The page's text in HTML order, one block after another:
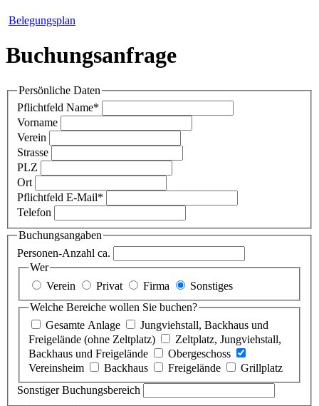
Belegungsplan
Buchungsanfrage
Persönliche Daten
Pflichtfeld Name*
Vorname
Verein
Strasse
PLZ
Ort
Pflichtfeld E-Mail*
Telefon
Buchungsangaben
Personen-Anzahl ca.
Wer
Verein
Privat Firma
Sonstiges
Welche Bereiche wollen Sie buchen?
Gesamte Anlage
Jungviehstall, Backhaus und
Freigelände (ohne Zeltplatz)
Zeltplatz, Jungviehstall,
Backhaus und Freigelände
Obergeschoss
Vereinsheim
Backhaus Freigelände
Grillplatz
Sonstiger Buchungsbereich